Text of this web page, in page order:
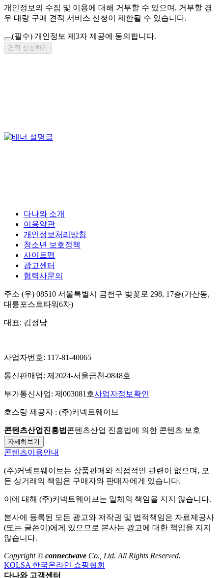
개인정보의 수집 및 이용에 대해 거부할 수 있으며, 거부할 경
우 대량 구매 견적 서비스 신청이 제한될 수 있습니다.
(필수) 개인정보 제3자 제공에 동의합니다.
견적 신청하기
다나와 소개
이용약관
개인정보처리방침
청소년 보호정책
사이트맵
광고센터
협력사문의
주소 (우) 08510 서울특별시 금천구 벚꽃로 298, 17층(가산동,
대륭포스트타워6차)
대표: 김정남
사업자번호: 117-81-40065
통신판매업: 제2024-서울금천-0848호
부가통신사업: 제003081호사업자정보확인
호스팅 제공자 : (주)커넥트웨이브
콘텐츠산업진흥법 콘텐츠산업 진흥법에 의한 콘텐츠 보호
자세히보기
콘텐츠이용안내
(주)커넥트웨이브 는 상품판매와 직접적인 관련이 없으며, 모
든 상거래의 책임은 구매자와 판매자에게 있습니다.
이에 대해 (주)커넥트웨이브 는 일체의 책임을 지지 않습니다.
본사에 등록된 모든 광고와 저작권 및 법적책임은 자료제공사
(또는 글쓴이)에게 있으므로 본사는 광고에 대한 책임을 지지
않습니다.
Copyright © connectwave Co., Ltd. All Rights Reserved.
KOLSA 한국온라인 쇼핑협회
다나와 고객센터